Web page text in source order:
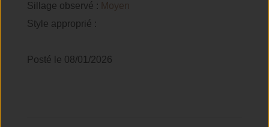
Sillage observé : Moyen
Style approprié :
Posté le 08/01/2026